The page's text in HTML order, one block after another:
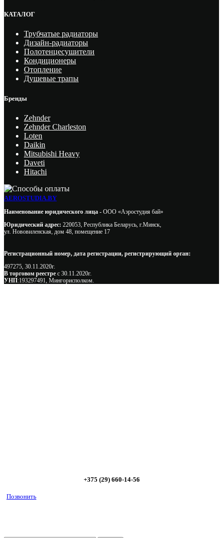
КАТАЛОГ
Трубчатые радиаторы
Дизайн-радиаторы
Полотенцесушители
Кондиционеры
Отопление
Душевые трапы
Бренды
Zehnder
Zehnder Charleston
Loten
Daikin
Mitsubishi Heavy
Daveti
Hitachi
AEROSTUDIA.BY
Наименование юридического лица - ООО «Аэростудия бай»
Юридический адрес: 220053, Республика Беларусь, г.Минск,
ул. Нововиленская, дом 48, помещение 17
Регистрационный номер, дата регистрации, регистрирующий орган:
497275, 30.11.2020г.
В торговом реестре с 30.11.2020г.
УНП:193297491, Мингорисполком.
+375 (29) 660-14-56
Позвонить